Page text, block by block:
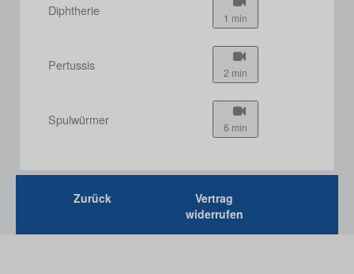
Diphtherie 1 min
Pertussis 2 min
Spulwürmer 6 min
Zurück
Vertrag
widerrufen